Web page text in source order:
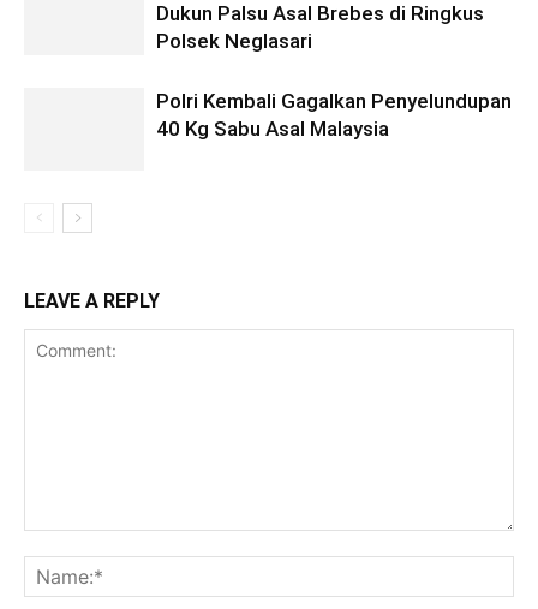
Dukun Palsu Asal Brebes di Ringkus
Polsek Neglasari
Polri Kembali Gagalkan Penyelundupan
40 Kg Sabu Asal Malaysia
LEAVE A REPLY